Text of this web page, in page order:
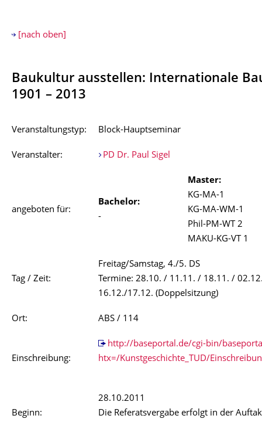
[nach oben]
Baukultur ausstellen: Internationale
1901 – 2013
Veranstaltungstyp: Block-Hauptseminar
Veranstalter: PD Dr. Paul Sigel
angeboten für:
Bachelor:
-
Master:
KG-MA-1
KG-MA-WM-1
Phil-PM-WT 2
MAKU-KG-VT 1
Tag / Zeit:
Freitag/Samstag, 4./5. DS
Termine: 28.10. / 11.11. / 18.11. /
16.12./17.12. (Doppelsitzung)
Ort: ABS / 114
Einschreibung:
http://baseportal.de/cgi-bin/
htx=/Kunstgeschichte_TUD/
Beginn:
28.10.2011
Die Referatsvergabe erfolgt in der